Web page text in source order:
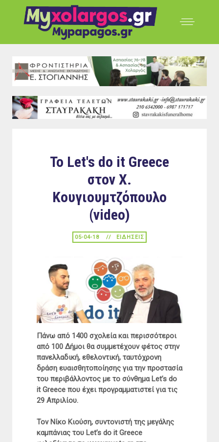
To Let's do it Greece
στον Χ.
Κουγιουμτζόπουλο
(video)
05-04-18 ΕΙΔΉΣΕΙΣ
Πάνω από 1400 σχολεία και περισσότεροι
από 100 Δήμοι θα συμμετέχουν φέτος στην
πανελλαδική, εθελοντική, ταυτόχρονη
δράση ευαισθητοποίησης για την προστασία
του περιβάλλοντος με το σύνθημα Let’s do
it Greece που έχει προγραμματιστεί για τις
29 Απριλίου.
Τον Νίκο Κιούση, συντονιστή της μεγάλης
καμπάνιας του Let’s do it Greece